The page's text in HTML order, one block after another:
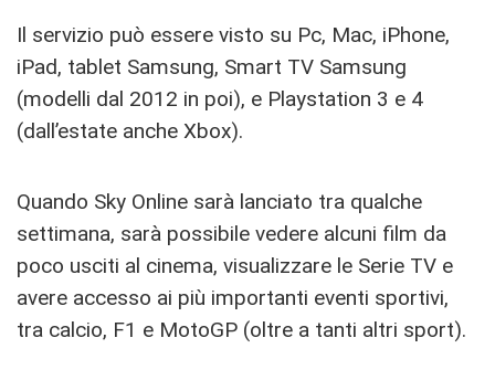
Il servizio può essere visto su Pc, Mac, iPhone,
iPad, tablet Samsung, Smart TV Samsung
(modelli dal 2012 in poi), e Playstation 3 e 4
(dall’estate anche Xbox).
Quando Sky Online sarà lanciato tra qualche
settimana, sarà possibile vedere alcuni film da
poco usciti al cinema, visualizzare le Serie TV e
avere accesso ai più importanti eventi sportivi,
tra calcio, F1 e MotoGP (oltre a tanti altri sport).